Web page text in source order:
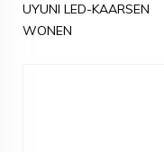
UYUNI LED-KAARSEN
WONEN